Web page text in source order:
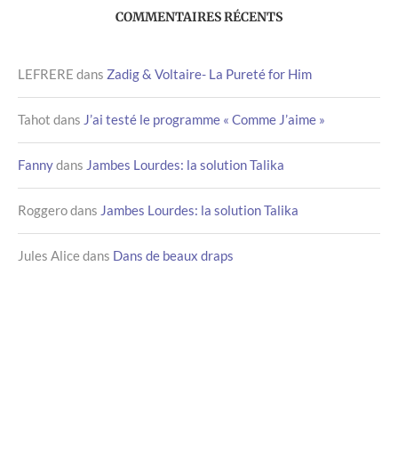
COMMENTAIRES RÉCENTS
LEFRERE dans Zadig & Voltaire- La Pureté for Him
Tahot dans J’ai testé le programme « Comme J’aime »
Fannydans Jambes Lourdes: la solution Talika
Roggerodans Jambes Lourdes: la solution Talika
Jules Alicedans Dans de beaux draps